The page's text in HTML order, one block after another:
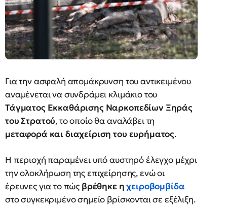
Για την ασφαλή απομάκρυνση του αντικειμένου
αναμένεται να συνδράμει κλιμάκιο του
Τάγματος Εκκαθάρισης Ναρκοπεδίων Ξηράς
του Στρατού, το οποίο θα αναλάβει τη
μεταφορά και διαχείριση του ευρήματος.
Η περιοχή παραμένει υπό αυστηρό έλεγχο μέχρι
την ολοκλήρωση της επιχείρησης, ενώ οι
έρευνες για το πώς βρέθηκε ηχειροβομβίδα
στο συγκεκριμένο σημείο βρίσκονται σε εξέλιξη.